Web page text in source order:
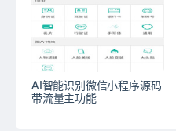
AI智能识别微信小程序源码
带流量主功能